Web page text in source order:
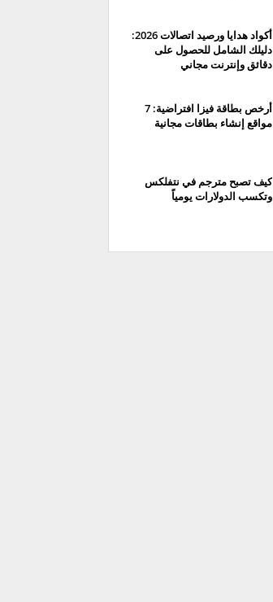
أكواد هدايا ورصيد اتصالات 2026:
دليلك الشامل للحصول على
دقائق وإنترنت مجاني
أرخص بطاقة فيزا افتراضية: 7
مواقع إنشاء بطاقات مجانية
كيف تصبح مترجم في نتفلكس
وتكسب الدولارات يومياً